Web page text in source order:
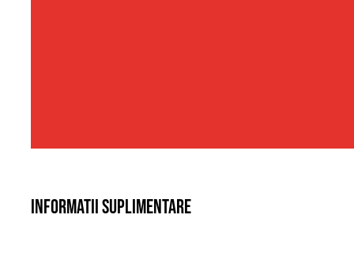
Informatii suplimentare